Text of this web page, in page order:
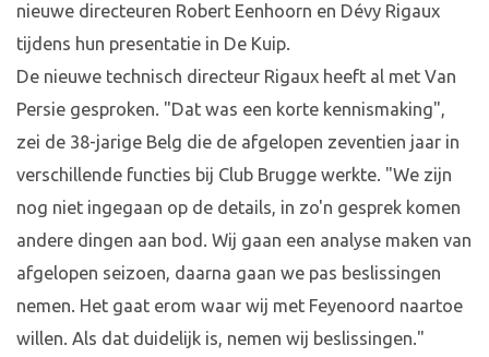
nieuwe directeuren Robert Eenhoorn en Dévy Rigaux
tijdens hun presentatie in De Kuip.
De nieuwe technisch directeur Rigaux heeft al met Van
Persie gesproken. "Dat was een korte kennismaking",
zei de 38-jarige Belg die de afgelopen zeventien jaar in
verschillende functies bij Club Brugge werkte. "We zijn
nog niet ingegaan op de details, in zo'n gesprek komen
andere dingen aan bod. Wij gaan een analyse maken van
afgelopen seizoen, daarna gaan we pas beslissingen
nemen. Het gaat erom waar wij met Feyenoord naartoe
willen. Als dat duidelijk is, nemen wij beslissingen."